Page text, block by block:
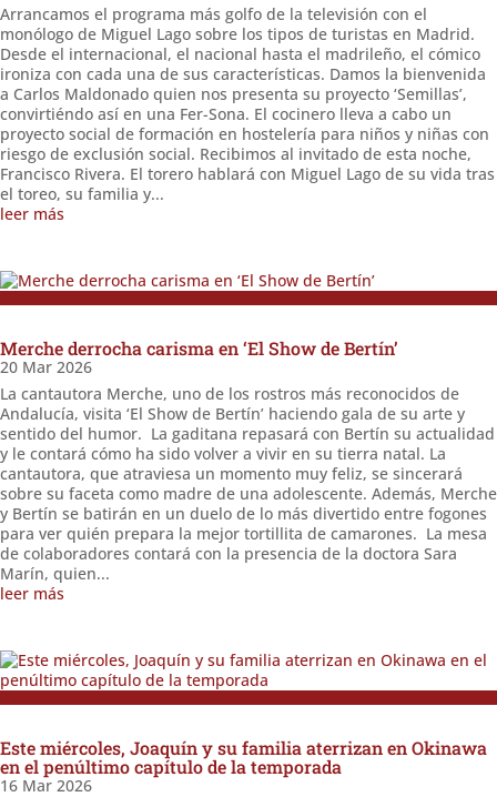
Arrancamos el programa más golfo de la televisión con el
monólogo de Miguel Lago sobre los tipos de turistas en Madrid.
Desde el internacional, el nacional hasta el madrileño, el cómico
ironiza con cada una de sus características. Damos la bienvenida
a Carlos Maldonado quien nos presenta su proyecto ‘Semillas’,
convirtiéndo así en una Fer-Sona. El cocinero lleva a cabo un
proyecto social de formación en hostelería para niños y niñas con
riesgo de exclusión social. Recibimos al invitado de esta noche,
Francisco Rivera. El torero hablará con Miguel Lago de su vida tras
el toreo, su familia y...
leer más
Merche derrocha carisma en ‘El Show de Bertín’
20 Mar 2026
La cantautora Merche, uno de los rostros más reconocidos de
Andalucía, visita ‘El Show de Bertín’ haciendo gala de su arte y
sentido del humor. La gaditana repasará con Bertín su actualidad
y le contará cómo ha sido volver a vivir en su tierra natal. La
cantautora, que atraviesa un momento muy feliz, se sincerará
sobre su faceta como madre de una adolescente. Además, Merche
y Bertín se batirán en un duelo de lo más divertido entre fogones
para ver quién prepara la mejor tortillita de camarones. La mesa
de colaboradores contará con la presencia de la doctora Sara
Marín, quien...
leer más
Este miércoles, Joaquín y su familia aterrizan en Okinawa
en el penúltimo capítulo de la temporada
16 Mar 2026